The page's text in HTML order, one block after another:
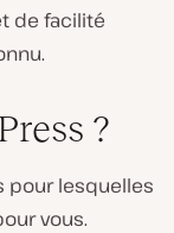
de facilité
?
pour lesquelles
vous.